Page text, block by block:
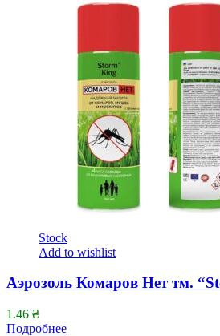
Stock
Add to wishlist
Аэрозоль Комаров Нет тм.
1.46 ₴
Подробнее